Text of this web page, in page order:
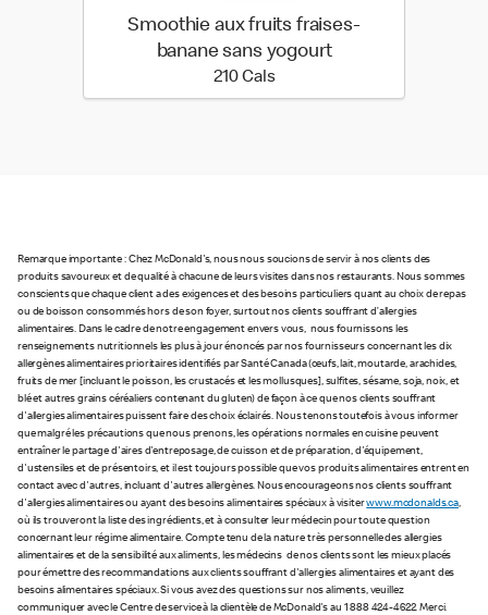
Smoothie aux fruits fraises-
banane sans yogourt
210 Cals210 calories
Remarque importante : Chez McDonald's, nous nous soucions de servir à nos clients des
produits savoureux et de qualité à chacune de leurs visites dans nos restaurants. Nous sommes
conscients que chaque client a des exigences et des besoins particuliers quant au choix de repas
ou de boisson consommés hors de son foyer, surtout nos clients souffrant d’allergies
alimentaires. Dans le cadre de notre engagement envers vous, nous fournissons les
renseignements nutritionnels les plus à jour énoncés par nos fournisseurs concernant les dix
allergènes alimentaires prioritaires identifiés par Santé Canada (œufs, lait, moutarde, arachides,
fruits de mer [incluant le poisson, les crustacés et les mollusques], sulfites, sésame, soja, noix, et
blé et autres grains céréaliers contenant du gluten) de façon à ce que nos clients souffrant
d'allergies alimentaires puissent faire des choix éclairés. Nous tenons toutefois à vous informer
que malgré les précautions que nous prenons, les opérations normales en cuisine peuvent
entraîner le partage d'aires d'entreposage, de cuisson et de préparation, d'équipement,
d'ustensiles et de présentoirs, et il est toujours possible que vos produits alimentaires entrent en
contact avec d'autres, incluant d'autres allergènes. Nous encourageons nos clients souffrant
d'allergies alimentaires ou ayant des besoins alimentaires spéciaux à visiterwww.mcdonalds.ca,
où ils trouveront la liste des ingrédients, et à consulter leur médecin pour toute question
concernant leur régime alimentaire. Compte tenu de la nature très personnelle des allergies
alimentaires et de la sensibilité aux aliments, les médecins de nos clients sont les mieux placés
pour émettre des recommandations aux clients souffrant d'allergies alimentaires et ayant des
besoins alimentaires spéciaux. Si vous avez des questions sur nos aliments, veuillez
communiquer avec le Centre de service à la clientèle de McDonald's au 1 888 424-4622. Merci.